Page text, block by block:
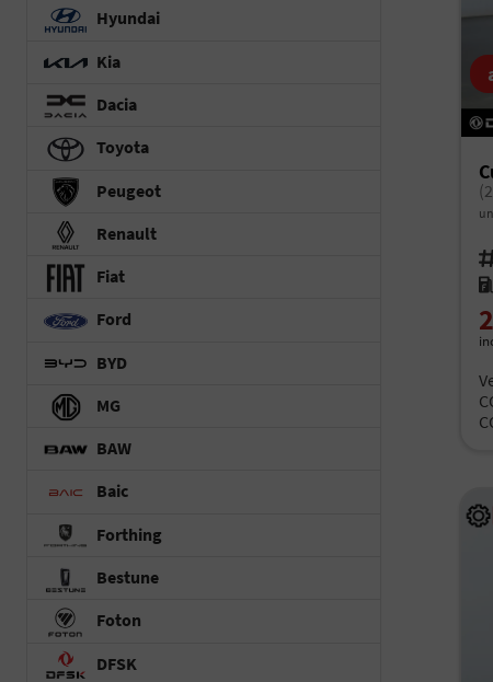
Hyundai
Kia
Dacia
Toyota
Peugeot
Renault
Fiat
Ford
BYD
MG
BAW
Baic
Forthing
Bestune
Foton
DFSK